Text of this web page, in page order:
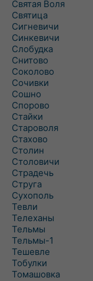
Святая Воля
Святица
Сигневичи
Синкевичи
Слобудка
Снитово
Соколово
Сочивки
Сошно
Спорово
Стайки
Староволя
Стахово
Столин
Столовичи
Страдечь
Струга
Сухополь
Тевли
Телеханы
Тельмы
Тельмы-1
Тешевле
Тобулки
Томашовка